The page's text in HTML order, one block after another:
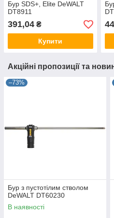
Бур SDS+, Elite DeWALT
DT8911
391,04 ₴
Купити
Акційні пропозиції та
–73%
Бур з пустотілим стволом
DeWALT DT60230
В наявності